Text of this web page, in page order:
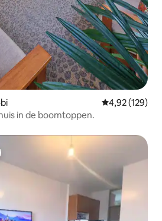
Gemiddelde
4,92 (129)
in de boomtoppen.